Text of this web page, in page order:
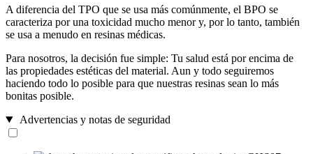
A diferencia del TPO que se usa más comúnmente, el BPO se
caracteriza por una toxicidad mucho menor y, por lo tanto, también
se usa a menudo en resinas médicas.
Para nosotros, la decisión fue simple: Tu salud está por encima de
las propiedades estéticas del material. Aun y todo seguiremos
haciendo todo lo posible para que nuestras resinas sean lo más
bonitas posible.
Advertencias y notas de seguridad